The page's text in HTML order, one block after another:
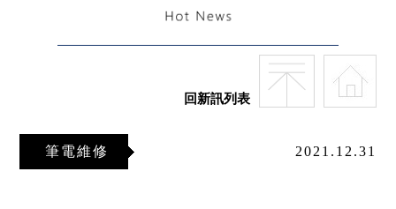
回新訊列表
筆電維修 2021.12.31